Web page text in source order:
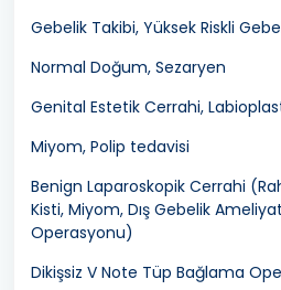
Gebelik Takibi, Yüksek Riskli
Normal Doğum, Sezaryen
Genital Estetik Cerrahi,
Miyom, Polip tedavisi
Benign Laparoskopik Cerrahi
Kisti, Miyom, Dış Gebelik
Operasyonu)
Dikişsiz V Note Tüp Bağlama